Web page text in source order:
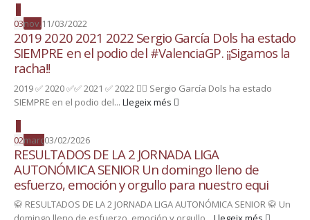
03nov.11/03/2022
2019 2020 2021 2022 Sergio García Dols ha estado
SIEMPRE en el podio del #ValenciaGP. ¡¡Sigamos la
racha!!
2019 ✅ 2020 ✅✅ 2021 ✅ 2022 🤷‍♂️ Sergio García Dols ha estado
SIEMPRE en el podio del... Llegeix més
02març03/02/2026
RESULTADOS DE LA 2 JORNADA LIGA
AUTONÓMICA SENIOR Un domingo lleno de
esfuerzo, emoción y orgullo para nuestro equi
🥋 RESULTADOS DE LA 2 JORNADA LIGA AUTONÓMICA SENIOR 🥋 Un